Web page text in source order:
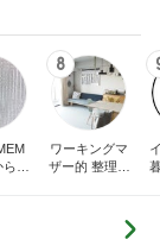
の
8
ワーキングマ
ザー的 整理収